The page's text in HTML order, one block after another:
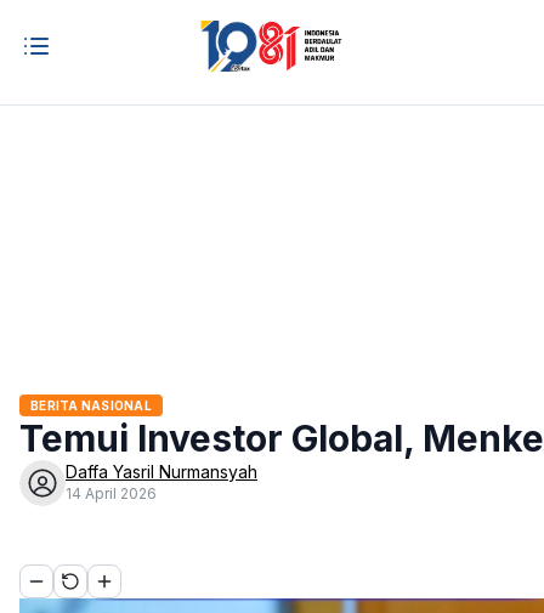
BERITA NASIONAL
Temui Investor Global,
Daffa Yasril Nurmansyah
14 April 2026